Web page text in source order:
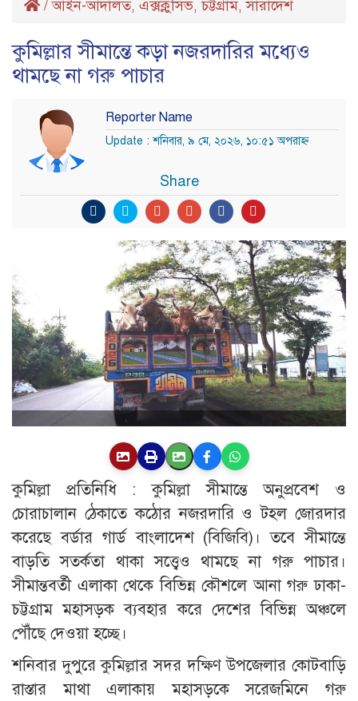
/আইন-আদালত, এক্সক্লুসিভ,চট্টগ্রাম,সারাদেশ
কুমিল্লার সীমান্তে কড়া নজরদারির মধ্যেও
থামছে না গরু পাচার
Reporter Name
Update : শনিবার, ৯ মে, ২০২৬, ১০:৫১ অপরাহ্ণ
Share
কুমিল্লা প্রতিনিধি : কুমিল্লা সীমান্তে অনুপ্রবেশ ও
চোরাচালান ঠেকাতে কঠোর নজরদারি ও টহল জোরদার
করেছে বর্ডার গার্ড বাংলাদেশ (বিজিবি)। তবে সীমান্তে
বাড়তি সতর্কতা থাকা সত্ত্বেও থামছে না গরু পাচার।
সীমান্তবর্তী এলাকা থেকে বিভিন্ন কৌশলে আনা গরু ঢাকা-
চট্টগ্রাম মহাসড়ক ব্যবহার করে দেশের বিভিন্ন অঞ্চলে
পৌঁছে দেওয়া হচ্ছে।
শনিবার দুপুরে কুমিল্লার সদর দক্ষিণ উপজেলার কোটবাড়ি
রাস্তার মাথা এলাকায় মহাসড়কে সরেজমিনে গরু